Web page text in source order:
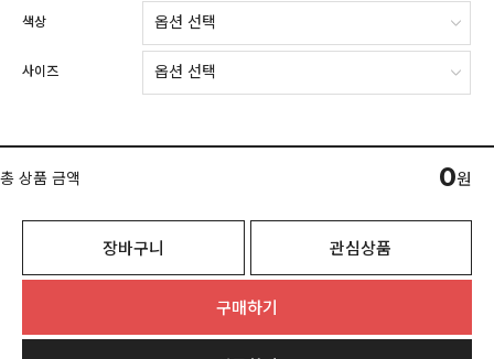
색상
사이즈
총 상품 금액 0원
장바구니 관심상품
구매하기